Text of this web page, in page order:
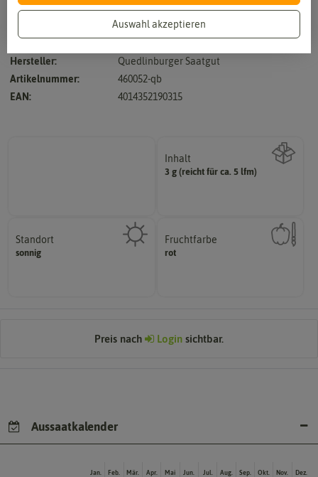
Riesenbutter - Sehr große Knollen
Hersteller:
Quedlinburger Saatgut
Artikelnummer:
460052-qb
EAN:
4014352190315
Inhalt
3 g (reicht für ca. 5 lfm)
Wie viel ist enthalten
Standort
sonnig
Pflanze? (schattig, halbschattig,
sonnig, vollsonnig)
Fruchtfarbe
rot
sie nach dem Reifungsprozess
hat.
Preis nach Login sichtbar.
Aussaatkalender
Jan. Feb. Mär. Apr. Mai Jun. Jul. Aug. Sep. Okt. Nov. Dez.
Auswahl akzeptieren